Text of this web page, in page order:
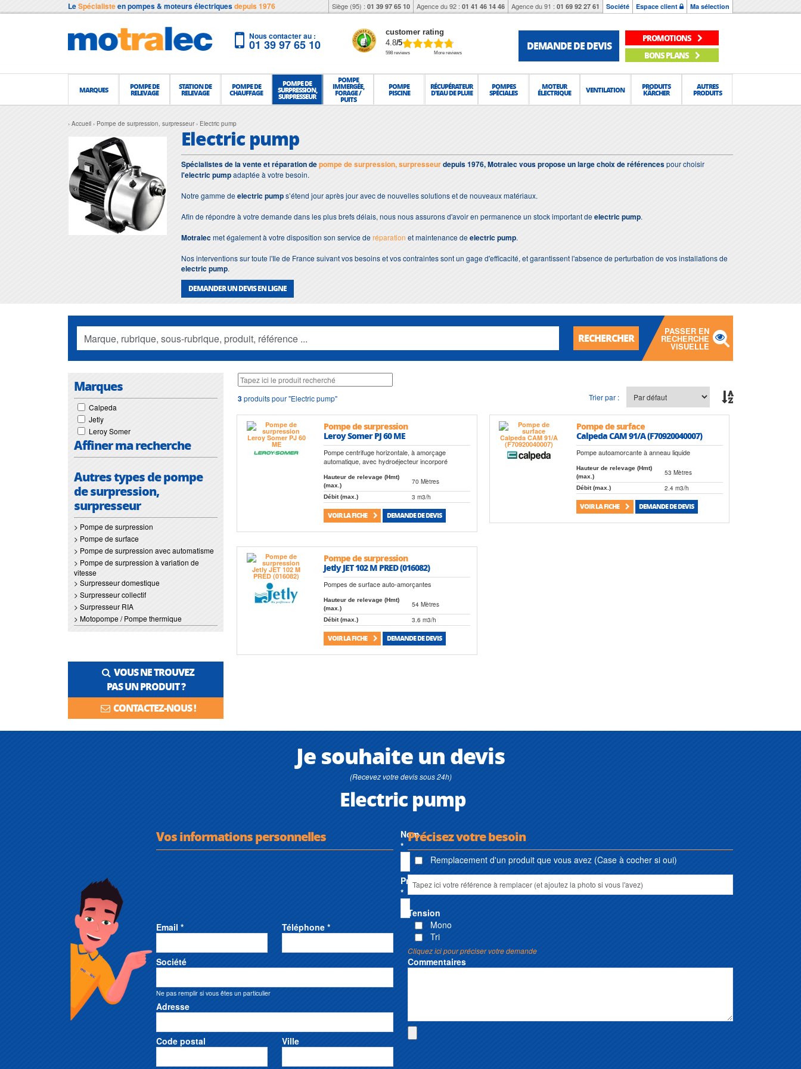
LeSpécialisteen pompes & moteurs électriquesdepuis 1976 Siège (95) : 01 39 97 65 10 Agence du 92 : 01 41 46 14 46 Agence du 91 : 01 69 92 27 61 Société Espace client Ma sélection
Nous contacter au :
01 39 97 65 10
customer rating
4.8/5
598 reviews More reviews
DEMANDE DE DEVIS
PROMOTIONS
BONS PLANS
MARQUES POMPE DE
RELEVAGE
STATION DE
RELEVAGE
POMPE DE
CHAUFFAGE
POMPE DE
SURPRESSION,
SURPRESSEUR
POMPE
IMMERGÉE,
FORAGE /
PUITS
POMPE
PISCINE
RÉCUPÉRATEUR
D'EAU DE PLUIE
POMPES
SPÉCIALES
MOTEUR
ÉLECTRIQUE VENTILATION PRODUITS
KÄRCHER
AUTRES
PRODUITS
Accueil Pompe de surpression, surpresseur Electric pump
Electric pump
Spécialistes de la vente et réparation depompe de surpression, surpresseurdepuis 1976, Motralec vous propose un large choix de référencespour choisir
l'electric pumpadaptée à votre besoin.
Notre gamme deelectric pumps’étend jour après jour avec de nouvelles solutions et de nouveaux matériaux.
Afin de répondre à votre demande dans les plus brefs délais, nous nous assurons d'avoir en permanence un stock important deelectric pump.
Motralecmet également à votre disposition son service deréparation et maintenance deelectric pump.
Nos interventions sur toute l'Ile de France suivant vos besoins et vos contraintes sont un gage d'efficacité, et garantissent l'absence de perturbation de vos installations de
electric pump.
DEMANDER UN DEVIS EN LIGNE
RECHERCHER
PASSER EN
RECHERCHE
VISUELLE
Marques
Calpeda
Jetly
Leroy Somer
Affiner ma recherche
Autres types de pompe
de surpression,
surpresseur
> Pompe de surpression
> Pompe de surface
> Pompe de surpression avec automatisme
> Pompe de surpression à variation de
vitesse
> Surpresseur domestique
> Surpresseur collectif
> Surpresseur RIA
> Motopompe / Pompe thermique
VOUS NE TROUVEZ
PAS UN PRODUIT ?
CONTACTEZ-NOUS !
3produits pour "Electric pump" Trier par :
Pompe de surpression
Leroy Somer PJ 60 ME
Pompe centrifuge horizontale, à amorçage
automatique, avec hydroéjecteur incorporé
Hauteur de relevage (Hmt)
(max.)
70 Mètres
Débit (max.) 3 m3/h
VOIR LA FICHE DEMANDE DE DEVIS
Pompe de surface
Calpeda CAM 91/A (F70920040007)
Pompe autoamorcante à anneau liquide
Hauteur de relevage (Hmt)
(max.)
53 Mètres
Débit (max.) 2.4 m3/h
VOIR LA FICHE DEMANDE DE DEVIS
Pompe de surpression
Jetly JET 102 M PRED (016082)
Pompes de surface auto-amorçantes
Hauteur de relevage (Hmt)
(max.)
54 Mètres
Débit (max.) 3.6 m3/h
VOIR LA FICHE DEMANDE DE DEVIS
Je souhaite un devis
(Recevez votre devis sous 24h)
Electric pump
Vos informations personnelles
Nom
*
Prénom
*
Email * Téléphone *
Société
Ne pas remplir si vous êtes un particulier
Adresse
Code postal Ville
Précisez votre besoin
Remplacement d'un produit que vous avez (Case à cocher si oui)
Tension
Mono
Tri
Cliquez ici pour préciser votre demande
Commentaires